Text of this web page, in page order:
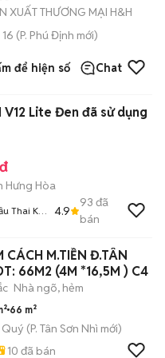
XUẤT THƯƠNG MẠI H&H
(P. Phú Định mới)
để hiện số Chat
V12 Lite Đen đã sử dụng
Hưng Hòa
Thai K
4.9
93 đã
bán
66M2 (4M *16,5M ) C4
Nhà ngõ, hẻm
66 m²
Quý (P. Tân Sơn Nhì mới)
10 đã bán